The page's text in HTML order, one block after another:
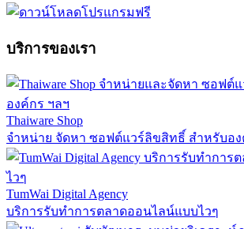
บริการของเรา
Thaiware Shop
จำหน่าย จัดหา ซอฟต์แวร์ลิขสิทธิ์ สำหรับอง
TumWai Digital Agency
บริการรับทำการตลาดออนไลน์แบบไวๆ